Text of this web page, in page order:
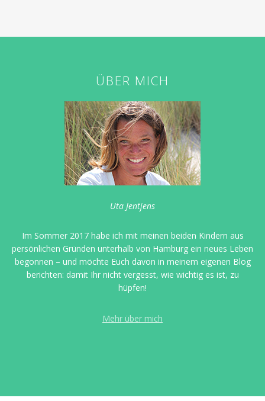
ÜBER MICH
Uta Jentjens
Im Sommer 2017 habe ich mit meinen beiden Kindern aus
persönlichen Gründen unterhalb von Hamburg ein neues Leben
begonnen – und möchte Euch davon in meinem eigenen Blog
berichten: damit Ihr nicht vergesst, wie wichtig es ist, zu
hüpfen!
Mehr über mich